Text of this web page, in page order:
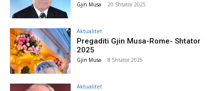
Gjin Musa - 20 Shtator 2025
Aktualitet
Pregaditi Gjin Musa-Rome- Shtator
2025
Gjin Musa - 8 Shtator 2025
Aktualitet